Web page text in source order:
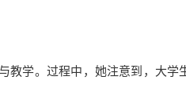
教学。过程中，她注意到，大学